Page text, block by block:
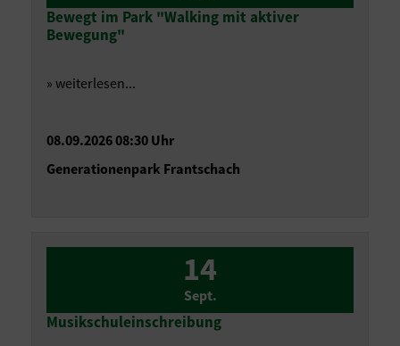
Bewegt im Park "Walking mit aktiver
Bewegung"
» weiterlesen...
08.09.2026 08:30 Uhr
Generationenpark Frantschach
14
Sept.
Musikschuleinschreibung